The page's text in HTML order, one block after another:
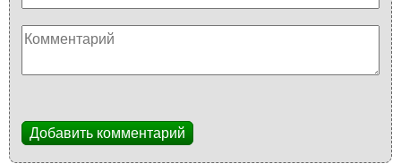
Добавить комментарий